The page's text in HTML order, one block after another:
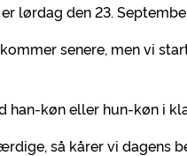
lørdag den 23.
senere, men vi
han-køn eller hun-køn i
så kårer vi dagens